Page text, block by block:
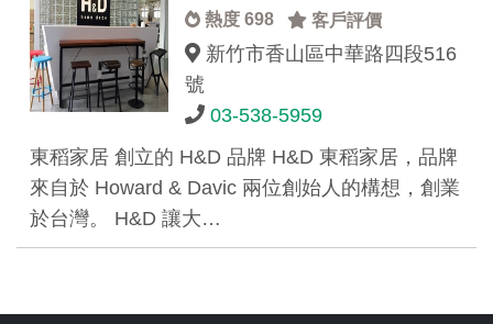
熱度 698 客戶評價
新竹市香山區中華路四段516
號
03-538-5959
東稻家居 創立的 H&D 品牌 H&D 東稻家居，品牌
來自於 Howard & Davic 兩位創始人的構想，創業
於台灣。 H&D 讓大…